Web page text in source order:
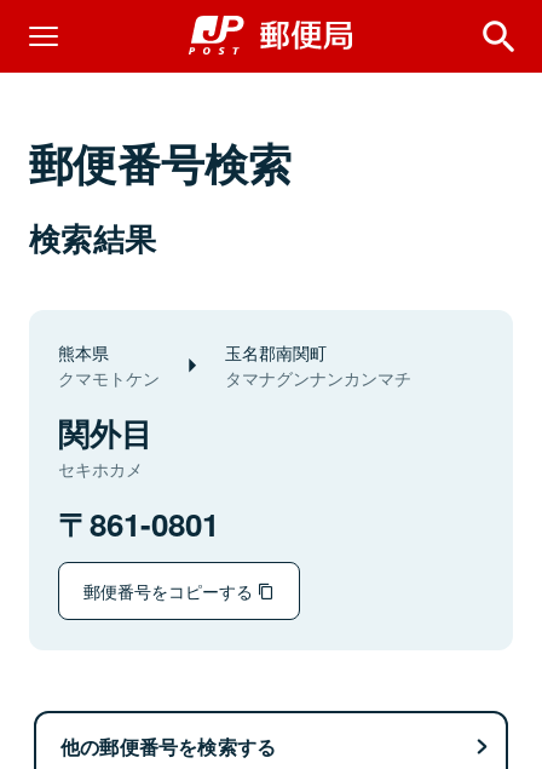
郵便番号検索
検索結果
熊本県
クマモトケン
玉名郡南関町
タマナグンナンカンマチ
関外目
セキホカメ
861-0801
郵便番号をコピーする
他の郵便番号を検索する